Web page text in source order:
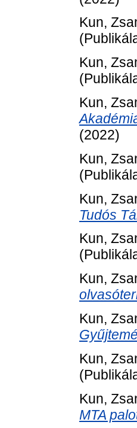
Kun,
Kun,
Kun,
(2022)
Kun,
Kun,
Tudós
Kun,
Kun,
Kun,
Kun,
Kun,
MTA